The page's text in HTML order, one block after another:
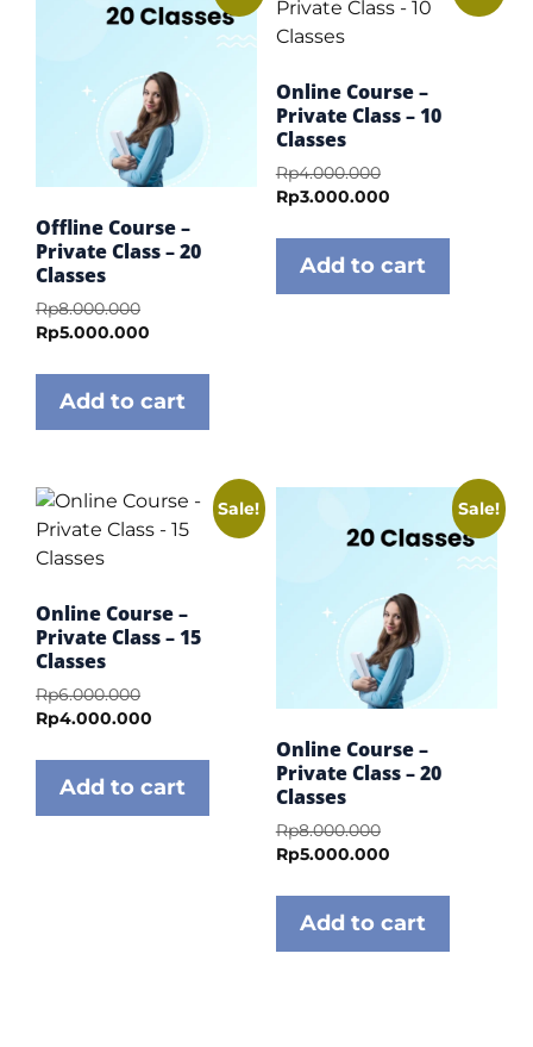
Offline Course –
Private Class – 20
Classes
Rp8.000.000
Rp5.000.000
Add to cart
Online Course –
Private Class – 10
Classes
Rp4.000.000
Rp3.000.000
Add to cart
Sale!
Online Course –
Private Class – 15
Classes
Rp6.000.000
Rp4.000.000
Add to cart
Sale!
Online Course –
Private Class – 20
Classes
Rp8.000.000
Rp5.000.000
Add to cart